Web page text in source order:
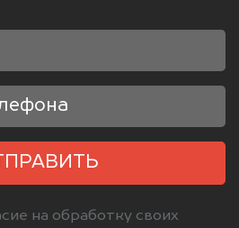
на обработку своих